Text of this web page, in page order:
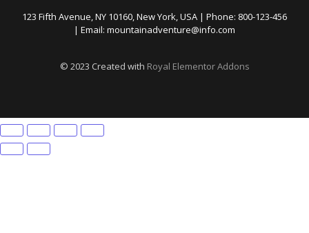
123 Fifth Avenue, NY 10160, New York, USA | Phone: 800-123-456
| Email: mountainadventure@info.com
© 2023 Created with Royal Elementor Addons